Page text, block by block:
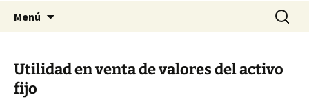
Menú Buscar:
Utilidad en venta de valores del activo
fijo